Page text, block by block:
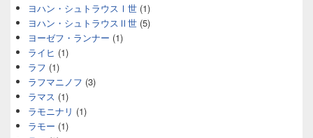
ヨハン・シュトラウスⅠ世 (1)
ヨハン・シュトラウスⅡ世 (5)
ヨーゼフ・ランナー (1)
ライヒ (1)
ラフ (1)
ラフマニノフ (3)
ラマス (1)
ラモニナリ (1)
ラモー (1)